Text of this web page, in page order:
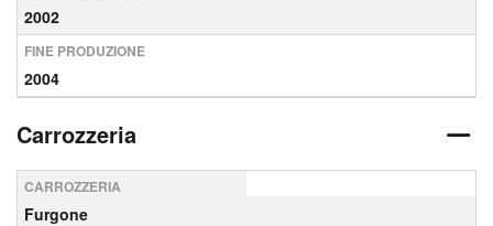
2002
FINE PRODUZIONE
2004
Carrozzeria
CARROZZERIA
Furgone